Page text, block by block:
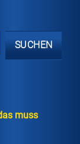
SUCHEN
muss